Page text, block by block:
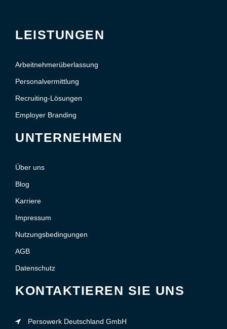
LEISTUNGEN
Arbeitnehmerüberlassung
Personalvermittlung
Recruiting-Lösungen
Employer Branding
UNTERNEHMEN
Über uns
Blog
Karriere
Impressum
Nutzungsbedingungen
AGB
Datenschutz
KONTAKTIEREN SIE UNS
Persowerk Deutschland GmbH